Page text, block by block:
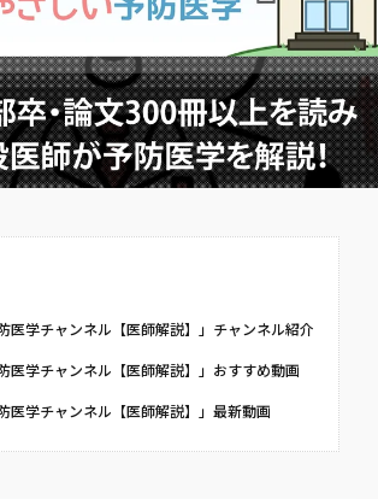
医学チャンネル【医師解説】」チャンネル紹介
医学チャンネル【医師解説】」おすすめ動画
医学チャンネル【医師解説】」最新動画